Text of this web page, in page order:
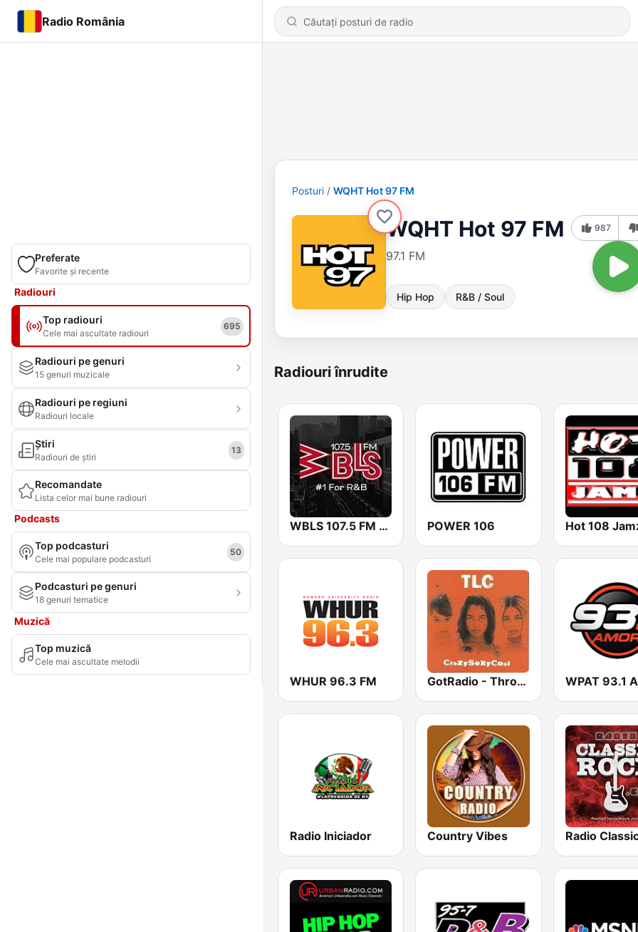
Radio România
Preferate
Favorite și recente
Radiouri
Top radiouri
Cele mai ascultate radiouri
695
Radiouri pe genuri
15 genuri muzicale
Radiouri pe regiuni
Radiouri locale
Știri
Radiouri de știri
13
Recomandate
Lista celor mai bune radiouri
Podcasts
Top podcasturi
Cele mai populare podcasturi
50
Podcasturi pe genuri
18 genuri tematice
Muzică
Top muzică
Cele mai ascultate melodii
Posturi WQHT Hot 97 FM
WQHT Hot 97 FM
97.1 FM
Hip Hop R&B / Soul
987
Radiouri înrudite
WBLS 107.5 FM (US Only) POWER 106 Hot 108
WHUR 96.3 FM GotRadio - Throwback Jamz
Radio Iniciador Country Vibes